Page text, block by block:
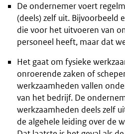
De ondernemer voert
(deels) zelf uit. Bijvoorbeeld
die voor het uitvoeren van
personeel heeft, maar dat
Het gaat om fysieke
onroerende zaken of
werkzaamheden vallen
van het bedrijf. De
werkzaamheden deels zelf
de algehele leiding over de